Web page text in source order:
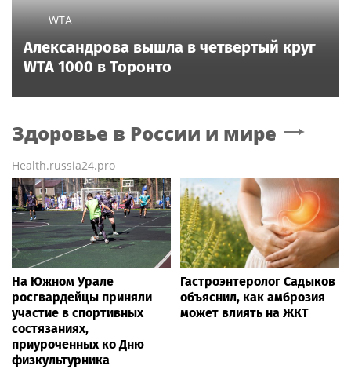
WTA
Александрова вышла в четвертый круг
WTA 1000 в Торонто
Здоровье в России и мире
Health.russia24.pro
На Южном Урале
росгвардейцы приняли
участие в спортивных
состязаниях,
приуроченных ко Дню
физкультурника
Гастроэнтеролог Садыков
объяснил, как амброзия
может влиять на ЖКТ